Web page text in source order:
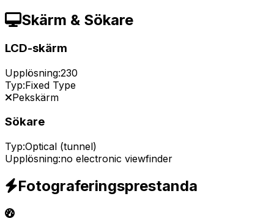
Skärm & Sökare
LCD-skärm
Upplösning:230
Typ:Fixed Type
Pekskärm
Sökare
Typ:Optical (tunnel)
Upplösning:no electronic viewfinder
Fotograferingsprestanda